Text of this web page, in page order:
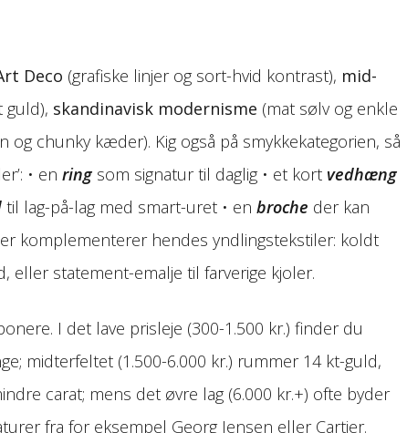
Deco (grafiske linjer og sort-hvid kontrast), mid-
guld), skandinavisk modernisme (mat sølv og enkle
og chunky kæder). Kig også på smykkekategorien, så
• en ring som signatur til daglig • et kort vedhæng
til lag-på-lag med smart-uret • en broche der kan
komplementerer hendes yndlings­tekstiler: koldt
eller statement-emalje til farverige kjoler.
I det lave prisleje (300-1.500 kr.) finder du
midterfeltet (1.500-6.000 kr.) rummer 14 kt-guld,
carat; mens det øvre lag (6.000 kr.+) ofte byder
fra for eksempel Georg Jensen eller Cartier.